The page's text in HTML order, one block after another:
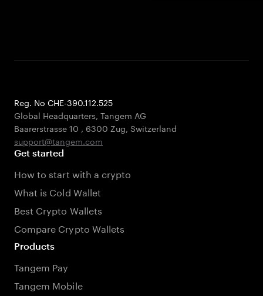
Reg. No CHE-390.112.525
Global Headquarters, Tangem AG
Baarerstrasse 10 , 6300 Zug, Switzerland
support@tangem.com
Get started
How to start with a crypto
What is Cold Wallet
Best Crypto Wallets
Compare Crypto Wallets
Products
Tangem Pay
Tangem Mobile